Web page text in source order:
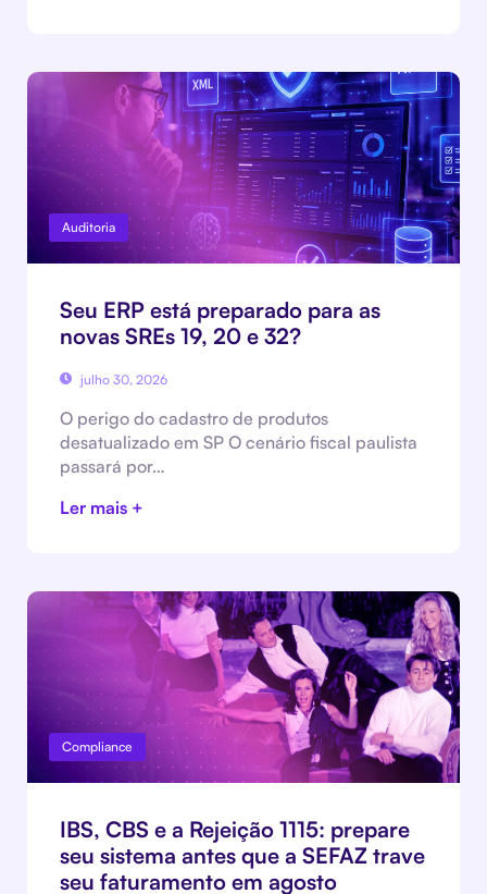
Auditoria
Seu ERP está preparado para as
novas SREs 19, 20 e 32?
julho 30, 2026
O perigo do cadastro de produtos
desatualizado em SP O cenário fiscal paulista
passará por…
Ler mais +
Compliance
IBS, CBS e a Rejeição 1115: prepare
seu sistema antes que a SEFAZ trave
seu faturamento em agosto